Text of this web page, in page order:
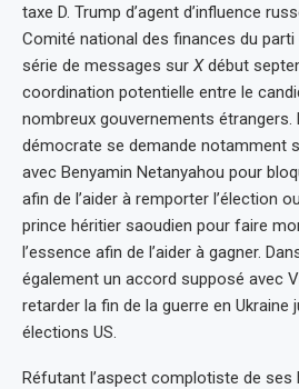
taxe D. Trump d’agent d’influence
Comité national des finances du
série de messages sur Xdébut
coordination potentielle entre le
nombreux gouvernements
démocrate se demande notamment
avec Benyamin Netanyahou pour
afin de l’aider à remporter l’élection
prince héritier saoudien pour faire
l’essence afin de l’aider à gagner.
également un accord supposé avec
retarder la fin de la guerre en Ukraine
élections US.
Réfutant l’aspect complotiste de ses